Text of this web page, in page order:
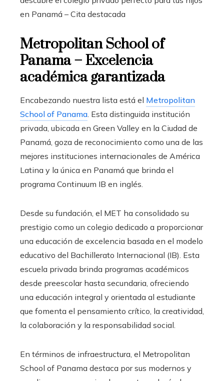
en Panamá – Cita destacada
Metropolitan School of
Panama – Excelencia
académica garantizada
Encabezando nuestra lista está el Metropolitan
School of Panama. Esta distinguida institución
privada, ubicada en Green Valley en la Ciudad de
Panamá, goza de reconocimiento como una de las
mejores instituciones internacionales de América
Latina y la única en Panamá que brinda el
programa Continuum IB en inglés.
Desde su fundación, el MET ha consolidado su
prestigio como un colegio dedicado a proporcionar
una educación de excelencia basada en el modelo
educativo del Bachillerato Internacional (IB). Esta
escuela privada brinda programas académicos
desde preescolar hasta secundaria, ofreciendo
una educación integral y orientada al estudiante
que fomenta el pensamiento crítico, la creatividad,
la colaboración y la responsabilidad social.
En términos de infraestructura, el Metropolitan
School of Panama destaca por sus modernos y